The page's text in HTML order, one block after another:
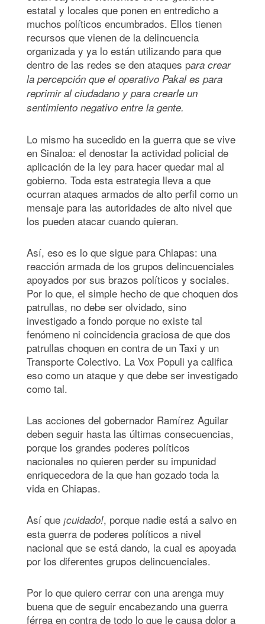
estatal y locales que ponen en entredicho a
muchos políticos encumbrados. Ellos tienen
recursos que vienen de la delincuencia
organizada y ya lo están utilizando para que
dentro de las redes se den ataques para crear
la percepción que el operativo Pakal es para
reprimir al ciudadano y para crearle un
sentimiento negativo entre la gente.
Lo mismo ha sucedido en la guerra que se vive
en Sinaloa: el denostar la actividad policial de
aplicación de la ley para hacer quedar mal al
gobierno. Toda esta estrategia lleva a que
ocurran ataques armados de alto perfil como un
mensaje para las autoridades de alto nivel que
los pueden atacar cuando quieran.
Así, eso es lo que sigue para Chiapas: una
reacción armada de los grupos delincuenciales
apoyados por sus brazos políticos y sociales.
Por lo que, el simple hecho de que choquen dos
patrullas, no debe ser olvidado, sino
investigado a fondo porque no existe tal
fenómeno ni coincidencia graciosa de que dos
patrullas choquen en contra de un Taxi y un
Transporte Colectivo. La Vox Populi ya califica
eso como un ataque y que debe ser investigado
como tal.
Las acciones del gobernador Ramírez Aguilar
deben seguir hasta las últimas consecuencias,
porque los grandes poderes políticos
nacionales no quieren perder su impunidad
enriquecedora de la que han gozado toda la
vida en Chiapas.
Así que ¡cuidado!, porque nadie está a salvo en
esta guerra de poderes políticos a nivel
nacional que se está dando, la cual es apoyada
por los diferentes grupos delincuenciales.
Por lo que quiero cerrar con una arenga muy
buena que de seguir encabezando una guerra
férrea en contra de todo lo que le causa dolor a